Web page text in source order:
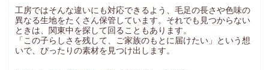
工房ではそんな違いにも対応できるよう、毛足の長さや色味の
異なる生地をたくさん保管しています。それでも見つからない
ときは、関東中を探して回ることもあります。
「この子らしさを残して、ご家族のもとに届けたい」という想
いで、ぴったりの素材を見つけ出します。